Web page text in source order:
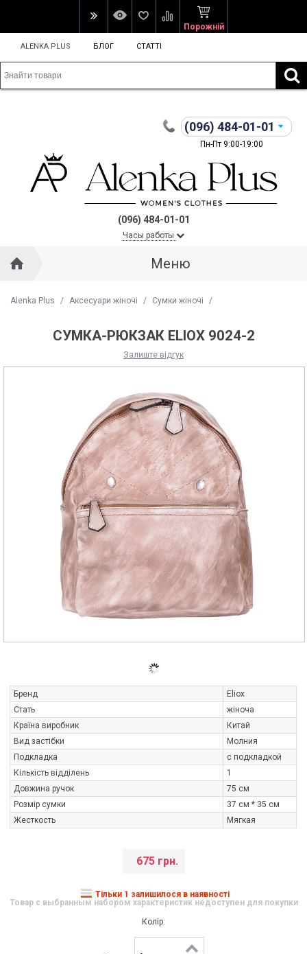
Порожній
ALENKA PLUS БЛОГ СТАТТІ
(096) 484-01-01
Пн-Пт 9:00-19:00
(096) 484-01-01
Часы работы
Меню
Alenka Plus / Аксесуари жіночі / Сумки жіночі /
СУМКА-РЮКЗАК ELIOX 9024-2
Залиште відгук
Бренд
Eliox
Стать
жіноча
Країна виробник
Китай
Вид застібки
Молния
Подкладка
с подкладкой
Кількість відділень
1
Довжина ручок
75 см
Розмір сумки
37 см * 35 см
Жесткость
Мягкая
675 грн.
Тільки 1 залишилося в наявності
Товар с выбранным набором характеристик недоступен для покупки
Колір: